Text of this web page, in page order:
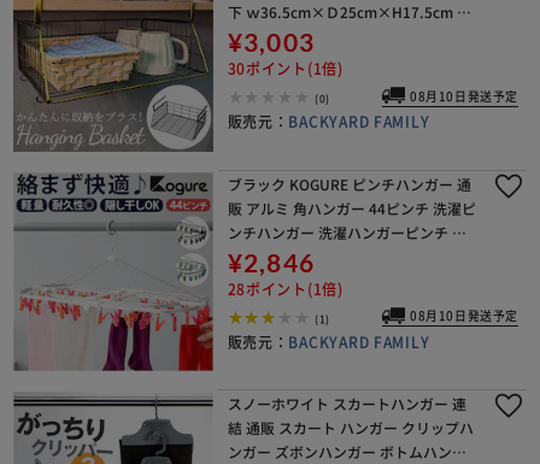
下 ｗ36.5cm×Ｄ25cm×H17.5cm ハ
ンギングバスケット 吊り下げ棚 棚 棚
下 収納 簡易ラック 差し込み式
¥3,003
30ポイント(1倍)
(0) 08月10日発送予定
販売元： BACKYARD FAMILY
ブラック KOGURE ピンチハンガー 通
販 アルミ 角ハンガー 44ピンチ 洗濯ピ
ンチハンガー 洗濯ハンガーピンチ ア
ルミ角ハンガー 洗濯ハンガー 隠し干
し 丈夫 ブラック 折りたたみ 洗濯物干
¥2,846
28ポイント(1倍)
(1) 08月10日発送予定
販売元： BACKYARD FAMILY
スノーホワイト スカートハンガー 連
結 通販 スカート ハンガー クリップハ
ンガー ズボンハンガー ボトムハンガ